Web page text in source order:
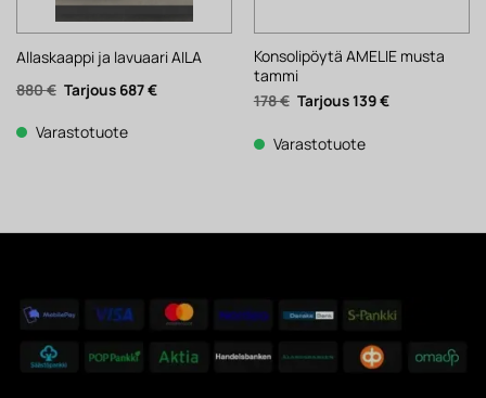
Allaskaappi ja lavuaari AILA
880€ Alkuperäinen
hinta
880 €.
687€Nykyinen
Varastotuote
Konsolipöytä AMELIE musta
tammi
178€ Alkuperäinen
hinta
178 €.
139€Nykyinen
Varastotuote